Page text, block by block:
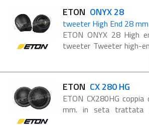
ETON ONYX 28
tweeter High End 28 mm
ETON ONYX 28 High
tweeter Tweeter high-
di pollice) con cupola
mano, bordo
ETON CX 280 HG
ETON CX280HG
mm. in seta trattata